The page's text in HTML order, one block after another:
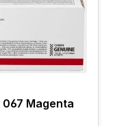
067 Magenta